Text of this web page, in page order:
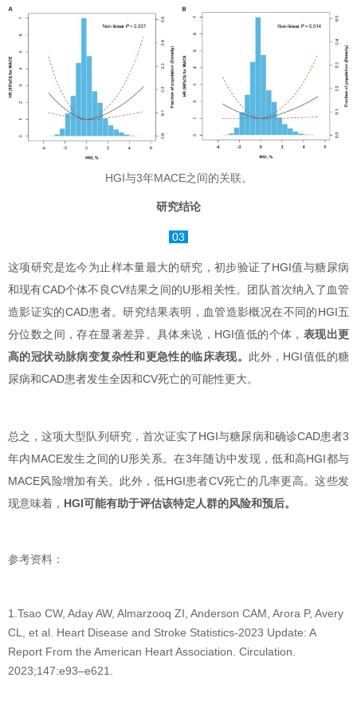
HGI与3年MACE之间的关联。
研究结论
03
这项研究是迄今为止样本量最大的研究，初步验证了HGI值与糖尿病
和现有CAD个体不良CV结果之间的U形相关性。团队首次纳入了血管
造影证实的CAD患者。研究结果表明，血管造影概况在不同的HGI五
分位数之间，存在显著差异。具体来说，HGI值低的个体， 表现出更
高的冠状动脉病变复杂性和更急性的临床表现。 此外，HGI值低的糖
尿病和CAD患者发生全因和CV死亡的可能性更大。
总之，这项大型队列研究，首次证实了HGI与糖尿病和确诊CAD患者3
年内MACE发生之间的U形关系。在3年随访中发现，低和高HGI都与
MACE风险增加有关。此外，低HGI患者CV死亡的几率更高。这些发
现意味着， HGI可能有助于评估该特定人群的风险和预后。
参考资料：
1.Tsao CW, Aday AW, Almarzooq ZI, Anderson CAM, Arora P, Avery
CL, et al. Heart Disease and Stroke Statistics-2023 Update: A
Report From the American Heart Association. Circulation.
2023;147:e93–e621.